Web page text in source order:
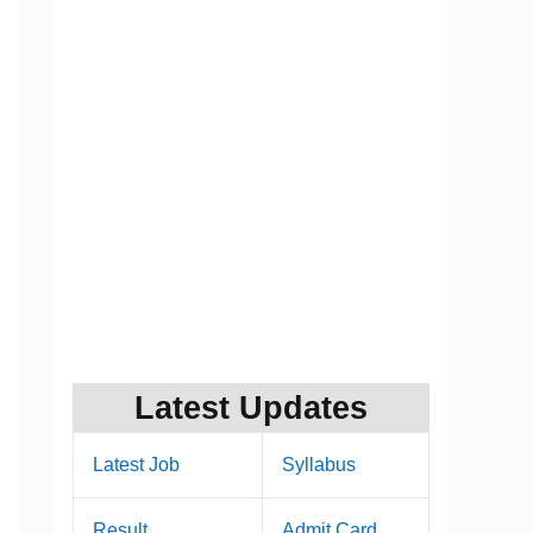
Latest Updates
Latest Job Syllabus